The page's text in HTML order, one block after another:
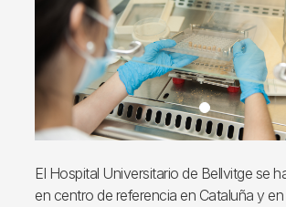
El Hospital Universitario de Bellvitge se
en centro de referencia en Cataluña y